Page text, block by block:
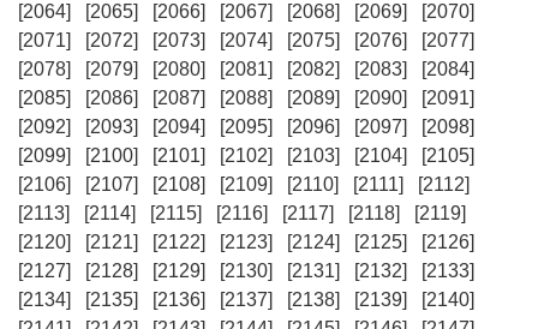
[2064]
[2065] [2066] [2067] [2068] [2069]
[2070]
[2071]
[2072] [2073] [2074] [2075] [2076]
[2077]
[2078]
[2079] [2080] [2081] [2082] [2083]
[2084]
[2085]
[2086] [2087] [2088] [2089] [2090]
[2091]
[2092]
[2093] [2094] [2095] [2096] [2097]
[2098]
[2099]
[2100] [2101] [2102] [2103] [2104]
[2105]
[2106]
[2107] [2108] [2109] [2110] [2111]
[2112]
[2113]
[2114] [2115] [2116] [2117] [2118]
[2119]
[2120]
[2121] [2122] [2123] [2124] [2125]
[2126]
[2127]
[2128] [2129] [2130] [2131] [2132]
[2133]
[2134]
[2135] [2136] [2137] [2138] [2139]
[2140]